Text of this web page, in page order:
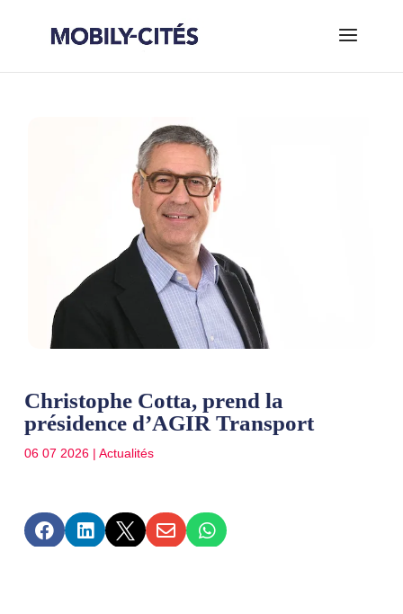
Christophe Cotta, prend la
présidence d’AGIR Transport
06 07 2026| Actualités
    